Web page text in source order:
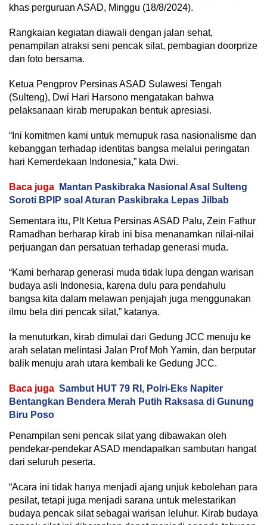
khas perguruan ASAD, Minggu (18/8/2024).
Rangkaian kegiatan diawali dengan jalan sehat,
penampilan atraksi seni pencak silat, pembagian doorprize
dan foto bersama.
Ketua Pengprov Persinas ASAD Sulawesi Tengah
(Sulteng), Dwi Hari Harsono mengatakan bahwa
pelaksanaan kirab merupakan bentuk apresiasi.
“Ini komitmen kami untuk memupuk rasa nasionalisme dan
kebanggan terhadap identitas bangsa melalui peringatan
hari Kemerdekaan Indonesia,” kata Dwi.
Baca juga
Mantan Paskibraka Nasional Asal Sulteng
Soroti BPIP soal Aturan Paskibraka Lepas Jilbab
Sementara itu, Plt Ketua Persinas ASAD Palu, Zein Fathur
Ramadhan berharap kirab ini bisa menanamkan nilai-nilai
perjuangan dan persatuan terhadap generasi muda.
“Kami berharap generasi muda tidak lupa dengan warisan
budaya asli Indonesia, karena dulu para pendahulu
bangsa kita dalam melawan penjajah juga menggunakan
ilmu bela diri pencak silat,” katanya.
Ia menuturkan, kirab dimulai dari Gedung JCC menuju ke
arah selatan melintasi Jalan Prof Moh Yamin, dan berputar
balik menuju arah utara kembali ke Gedung JCC.
Baca juga Sambut HUT 79 RI, Polri-Eks Napiter
Bentangkan Bendera Merah Putih Raksasa di Gunung
Biru Poso
Penampilan seni pencak silat yang dibawakan oleh
pendekar-pendekar ASAD mendapatkan sambutan hangat
dari seluruh peserta.
“Acara ini tidak hanya menjadi ajang unjuk kebolehan para
pesilat, tetapi juga menjadi sarana untuk melestarikan
budaya pencak silat sebagai warisan leluhur. Kirab budaya